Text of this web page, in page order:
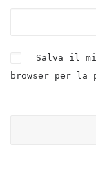
Salva il
browser per la